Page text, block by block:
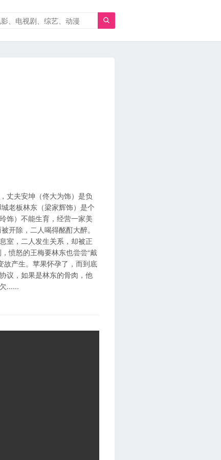

丈夫安坤（佟大为饰）是负
老板林东（梁家辉饰）是个
饰）不能生育，经营一家美
开除，二人喝得酩酊大醉。
室，二人发生关系，却被正
愤怒的王梅要林东也尝尝“戴
故产生。苹果怀孕了，而到底
议，如果是林东的骨肉，他
......